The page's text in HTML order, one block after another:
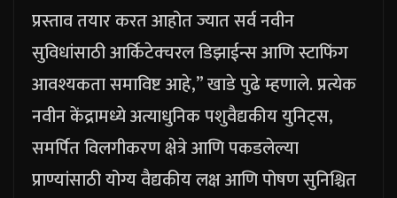
प्रस्ताव तयार करत आहोत ज्यात सर्व नवीन
सुविधांसाठी आर्किटेक्चरल डिझाईन्स आणि स्टाफिंग
आवश्यकता समाविष्ट आहे,” खाडे पुढे म्हणाले.प्रत्येक
नवीन केंद्रामध्ये अत्याधुनिक पशुवैद्यकीय युनिट्स,
समर्पित विलगीकरण क्षेत्रे आणि पकडलेल्या
प्राण्यांसाठी योग्य वैद्यकीय लक्ष आणि पोषण सुनिश्चित